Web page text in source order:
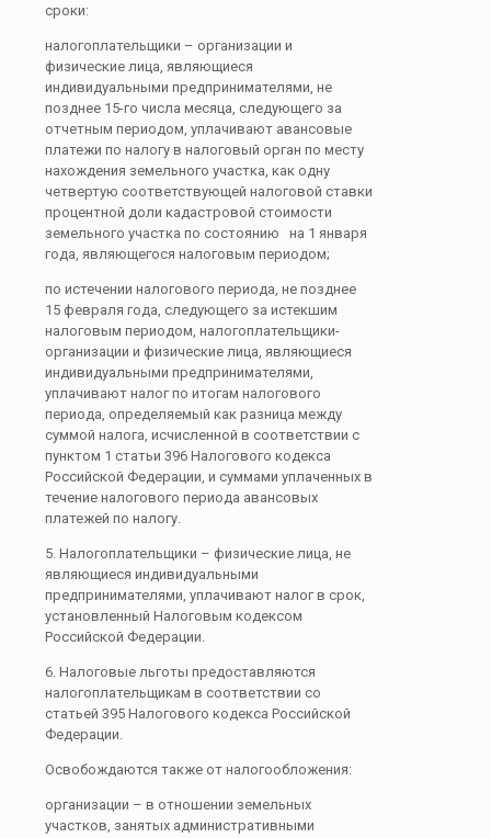
сроки:
налогоплательщики – организации и
физические лица, являющиеся
индивидуальными предпринимателями, не
позднее 15-го числа месяца, следующего за
отчетным периодом, уплачивают авансовые
платежи по налогу в налоговый орган по месту
нахождения земельного участка, как одну
четвертую соответствующей налоговой ставки
процентной доли кадастровой стоимости
земельного участка по состоянию на 1 января
года, являющегося налоговым периодом;
по истечении налогового периода, не позднее
15 февраля года, следующего за истекшим
налоговым периодом, налогоплательщики-
организации и физические лица, являющиеся
индивидуальными предпринимателями,
уплачивают налог по итогам налогового
периода, определяемый как разница между
суммой налога, исчисленной в соответствии с
пунктом 1 статьи 396 Налогового кодекса
Российской Федерации, и суммами уплаченных в
течение налогового периода авансовых
платежей по налогу.
5. Налогоплательщики – физические лица, не
являющиеся индивидуальными
предпринимателями, уплачивают налог в срок,
установленный Налоговым кодексом
Российской Федерации.
6. Налоговые льготы предоставляются
налогоплательщикам в соответствии со
статьей 395 Налогового кодекса Российской
Федерации.
Освобождаются также от налогообложения:
организации – в отношении земельных
участков, занятых административными